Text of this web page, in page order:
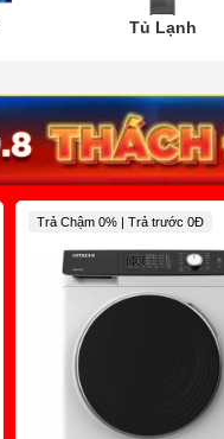
Tủ Lạnh
Trả Chậm 0% | Trả trước 0Đ